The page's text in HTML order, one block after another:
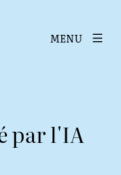
MENU
par l'IA